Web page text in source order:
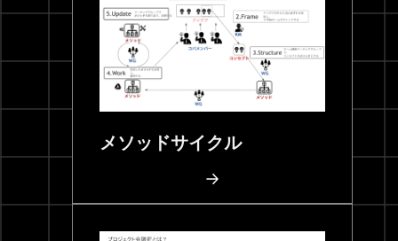
メソッドサイクル